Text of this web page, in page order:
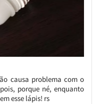
causa problema com o
porque né, enquanto
esse lápis! rs